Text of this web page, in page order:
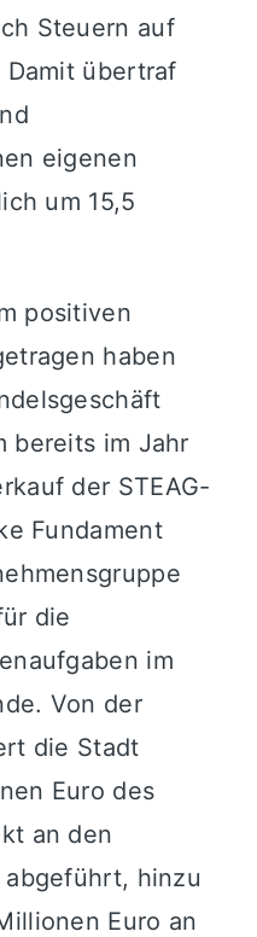
Steuern auf
Damit übertraf
eigenen
um 15,5
positiven
haben
bereits im Jahr
der STEAG-
Fundament
die
im
Von der
die Stadt
Euro des
an den
hinzu
Euro an